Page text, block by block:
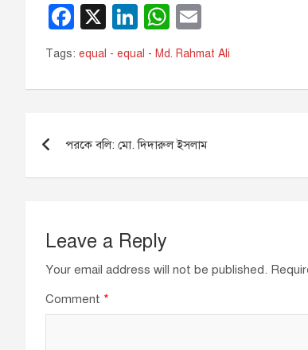
F
a
c
e
o
o
X
Li
n
k
e
n
W
h
at
s
p
p
m
ail
Tags: equal - equal - Md. Rahmat Ali
navigation
পরকে বলি: মো. দিদারুল ইসলাম
Leave a Reply
Your email address will not be published.
Comment *